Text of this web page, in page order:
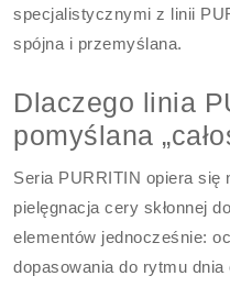
specjalistycznymi z linii
spójna i przemyślana.
Dlaczego linia
pomyślana
Seria PURRITIN opiera się
pielęgnacja cery skłonnej
elementów jednocześnie:
dopasowania do rytmu